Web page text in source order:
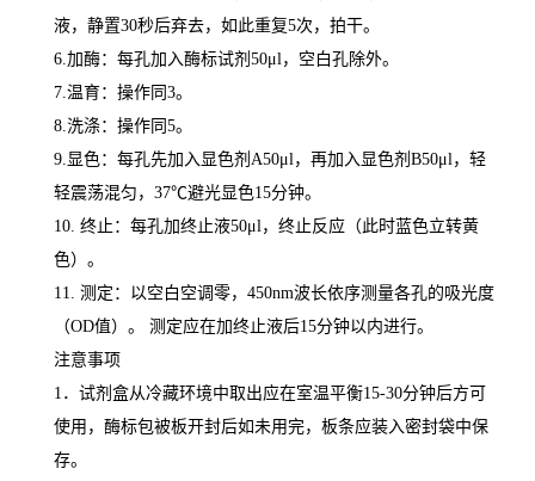
液，静置30秒后弃去，如此重复5次，拍干。
6. 加酶：每孔加入酶标试剂 50μl ，空白孔除外。
7. 温育：操作同 3。
8. 洗涤：操作同 5。
9. 显色：每孔先加入显色剂 A50μl ，再加入显色剂 B50μl ，轻
轻震荡混匀， 37℃避光显色15分钟。
10. 终止：每孔加终止液50μl ，终止反应（此时蓝色立转黄
色）。
11. 测定：以空白空调零， 450nm波长依序测量各孔的吸光度
（OD值）。 测定应在加终止液后15分钟以内进行。
注意事项
1 ．试剂盒从冷藏环境中取出应在室温平衡15-30分钟后方可
使用，酶标包被板开封后如未用完，板条应装入密封袋中保
存。